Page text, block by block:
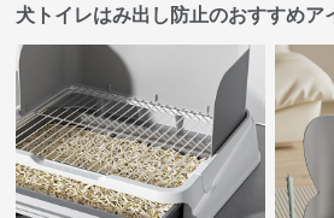
犬トイレはみ出し防止のおすすめア